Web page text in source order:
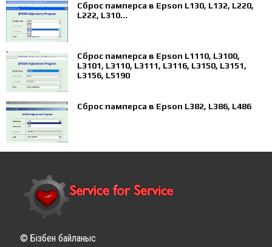
Сброс памперса в Epson L130, L132, L220,
L222, L310...
Сброс памперса в Epson L1110, L3100,
L3101, L3110, L3111, L3116, L3150, L3151,
L3156, L5190
Сброс памперса в Epson L382, L386, L486
© Бізбен байланыс